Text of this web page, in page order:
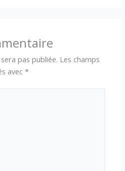
pas publiée. Les champs
avec*